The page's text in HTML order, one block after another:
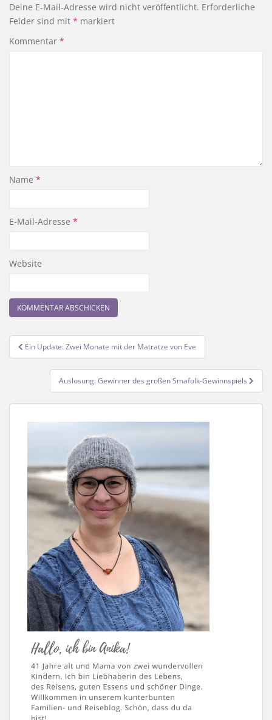
Deine E-Mail-Adresse wird nicht veröffentlicht. Erforderliche
Felder sind mit * markiert
Kommentar *
Name *
E-Mail-Adresse *
Website
Beitragsnavigation
Ein Update: Zwei Monate mit der Matratze von Eve
Auslosung: Gewinner des großen Smafolk-Gewinnspiels